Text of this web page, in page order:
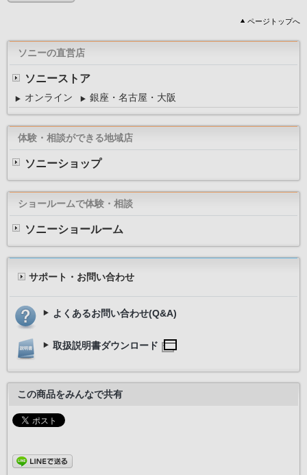
ページトップへ
ソニーの直営店
ソニーストア
オンライン 銀座・名古屋・大阪
体験・相談ができる地域店
ソニーショップ
ショールームで体験・相談
ソニーショールーム
サポート・お問い合わせ
よくあるお問い合わせ(Q&A)
取扱説明書ダウンロード
この商品をみんなで共有